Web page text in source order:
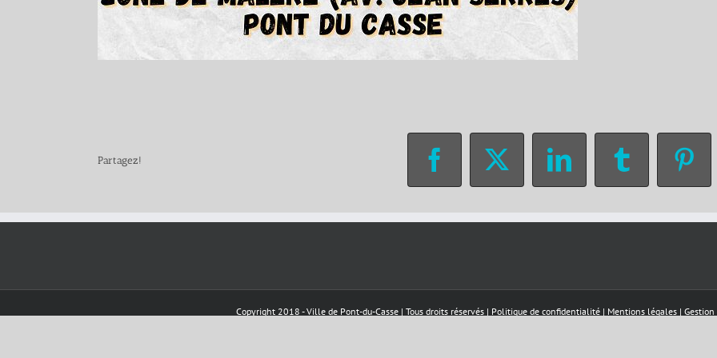
Partagez! Facebook
X LinkedInTumblr
Copyright 2018 - Ville de Pont-du-Casse | Tous droits réservés | Politique de confidentialité | Mentions légales | Gestion